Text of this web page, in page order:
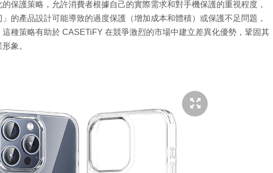
保護策略，允許消費者根據自己的實際需求和對手機保護的重視程度，
的產品設計可能導致的過度保護（增加成本和體積）或保護不足問題，
種策略有助於 CASETiFY 在競爭激烈的市場中建立差異化優勢，鞏固其
象。